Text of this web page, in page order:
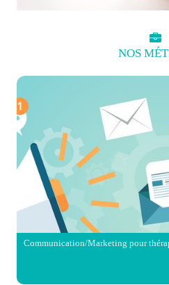
NOS
Communication/Marketing pour